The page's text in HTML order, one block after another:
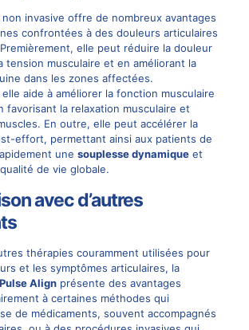
invasive offre de nombreux avantages
confrontées à des douleurs articulaires
elle peut réduire la douleur
tension musculaire et en améliorant la
dans les zones affectées.
aide à améliorer la fonction musculaire
favorisant la relaxation musculaire et
En outre, elle peut accélérer la
effort, permettant ainsi aux patients de
une souplesse dynamiqueet
de vie globale.
avec d’autres
thérapies couramment utilisées pour
et les symptômes articulaires, la
Pulse Alignprésente des avantages
à certaines méthodes qui
de médicaments, souvent accompagnés